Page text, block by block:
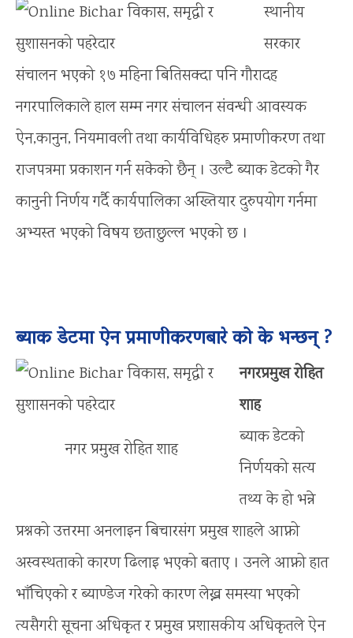
स्थानीय
सरकार
संचालन भएको १७ महिना बितिसक्दा पनि गौरादह
नगरपालिकाले हाल सम्म नगर संचालन संवन्धी आवस्यक
ऐन,कानुन, नियमावली तथा कार्यविधिहरु प्रमाणीकरण तथा
राजपत्रमा प्रकाशन गर्न सकेको छैन् । उल्टै ब्याक डेटको गैर
कानुनी निर्णय गर्दै कार्यपालिका अख्तियार दुरुपयोग गर्नमा
अभ्यस्त भएको विषय छताछुल्ल भएको छ ।
ब्याक डेटमा ऐन प्रमाणीकरणबारे को के भन्छन् ?
नगर प्रमुख रोहित शाह
नगरप्रमुख रोहित
शाह
ब्याक डेटको
निर्णयको सत्य
तथ्य के हो भन्ने
प्रश्नको उत्तरमा अनलाइन बिचारसंग प्रमुख शाहले आफ्नो
अस्वस्थताको कारण ढिलाइ भएको बताए । उनले आफ्नो हात
भाँचिएको र ब्याण्डेज गरेको कारण लेख्न समस्या भएको
त्यसैगरी सूचना अधिकृत र प्रमुख प्रशासकीय अधिकृतले ऐन